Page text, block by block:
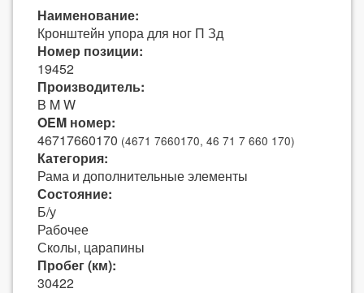
Наименование:
Кронштейн упора для ног П Зд
Номер позиции:
19452
Производитель:
B M W
OEM номер:
46717660170 (4671 7660170, 46 71 7 660 170)
Категория:
Рама и дополнительные элементы
Состояние:
Б/у
Рабочее
Сколы, царапины
Пробег (км):
30422